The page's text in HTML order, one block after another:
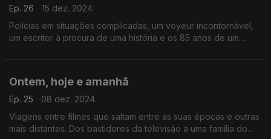
Ep. 26
15 dez. 2024
Polícias em situações complicadas, um voyeur incontornável,
um escritor à procura de uma história e os 85 anos de um
Ontem, hoje e amanhã
Ep. 25
08 dez. 2024
Viagens entre filmes que saltam entre as suas épocas e outras
mais distantes. Dos bastidores da televisão a uma família do